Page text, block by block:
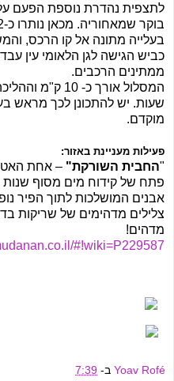
לתצפית נהדרת נוספת הפעם
בעלייה מתונה אל קו הרכס,
כביש הגישה לגן הלאומי עין
ממתינים הרכבים.
שעות. יש להתכונן לכך מראש
מוקדם.
פעילות מעניינת באזור:
"החבית השורקת" – אחת
אבנים המושלכות לתוך הפיר
צלילים מדהימים של שריקות
מדהים!
#!wiki=P229587
Yoav Rofé ב- 7:39